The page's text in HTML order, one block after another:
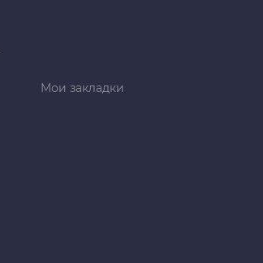
Мои закладки